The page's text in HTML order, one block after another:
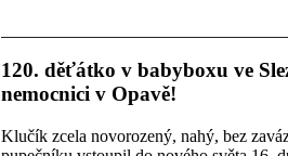
120. děťátko v babyboxu ve
nemocnici v Opavě!
Klučík zcela novorozený, nahý, bez